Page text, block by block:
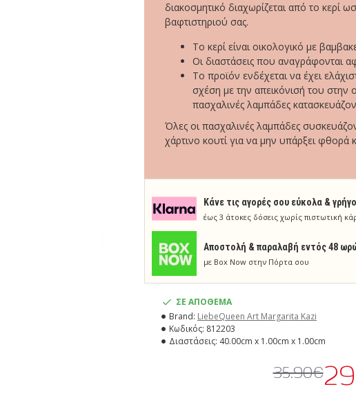
Κάνε τις αγορές σου εύκολα &
έως 3 άτοκες δόσεις χωρίς πιστωτική
Aποστολή & παραλαβή εντός 48
με Box Now στην Πόρτα σου
διακοσμητικό διαχωρίζεται από το κερί
βαφτιστηριού σας.
Το κερί είναι οικολογικό με
Οι διαστάσεις που αναγράφονται
Το προϊόν ενδέχεται να έχει
σχέση με την απεικόνισή του στην
πασχαλινές λαμπάδες
Όλες οι πασχαλινές λαμπάδες
χάρτινο κουτί για να μην υπάρξει φθορά
ΣΕ ΑΠΟΘΕΜΑ
Brand: LiebeQueen Art Margarita Kazi
Κωδικός: 812203
Διαστάσεις: 40.00cm x 1.00cm x 1.00cm
35.90€